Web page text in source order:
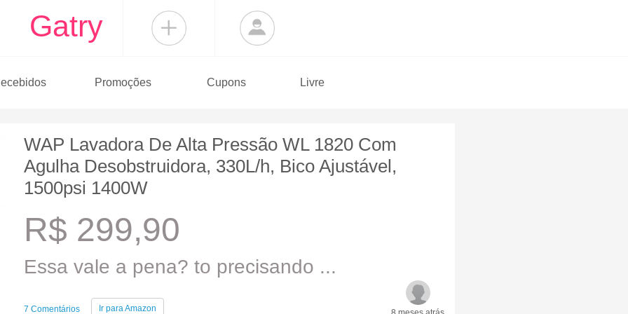
Gatry
Promoções Cupons Livre
WAP Lavadora De Alta Pressão WL 1820 Com
Agulha Desobstruidora, 330L/h, Bico Ajustável,
1500psi 1400W
R$ 299,90
Essa vale a pena? to precisando ...
7 Comentários Ir paraAmazon